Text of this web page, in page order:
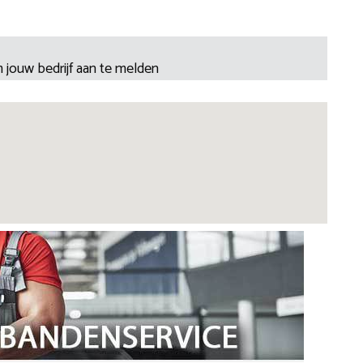
jouw bedrijf aan te melden